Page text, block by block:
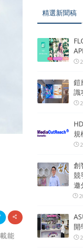
能
精選新聞稿
鎧
識
規
創
競
邀
開